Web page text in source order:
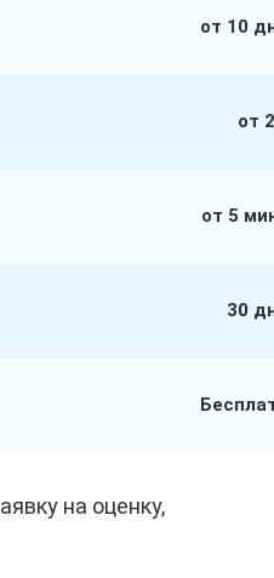
от 10
от
от 5
30
на оценку,